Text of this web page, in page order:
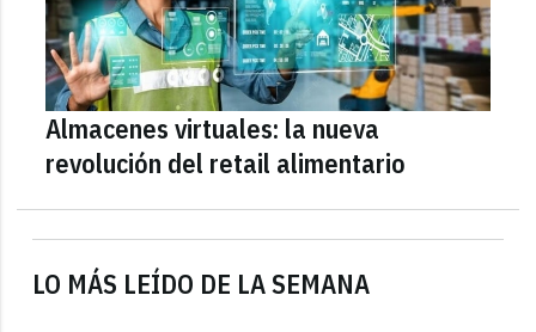
LO MÁS LEÍDO DE LA SEMANA
Almacenes virtuales: la nueva
revolución del retail alimentario